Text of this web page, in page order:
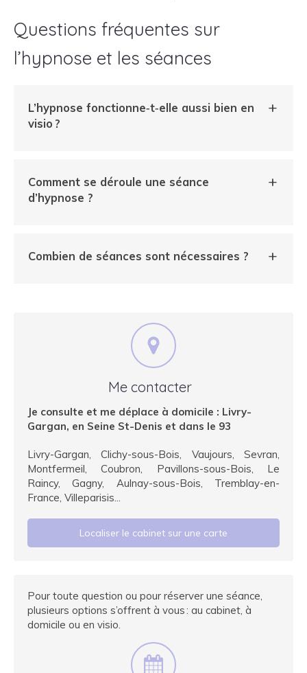
Questions fréquentes sur
l’hypnose et les séances
L’hypnose fonctionne‑t‑elle aussi bien en
visio ?
Comment se déroule une séance
d’hypnose ?
Combien de séances sont nécessaires ?
Me contacter
Je consulte et me déplace à domicile : Livry-
Gargan, en Seine St-Denis et dans le 93
Livry-Gargan, Clichy-sous-Bois, Vaujours, Sevran,
Montfermeil, Coubron, Pavillons-sous-Bois, Le
Raincy, Gagny, Aulnay-sous-Bois, Tremblay-en-
France, Villeparisis...
Localiser le cabinet sur une carte
Pour toute question ou pour réserver une séance,
plusieurs options s’offrent à vous : au cabinet, à
domicile ou en visio.